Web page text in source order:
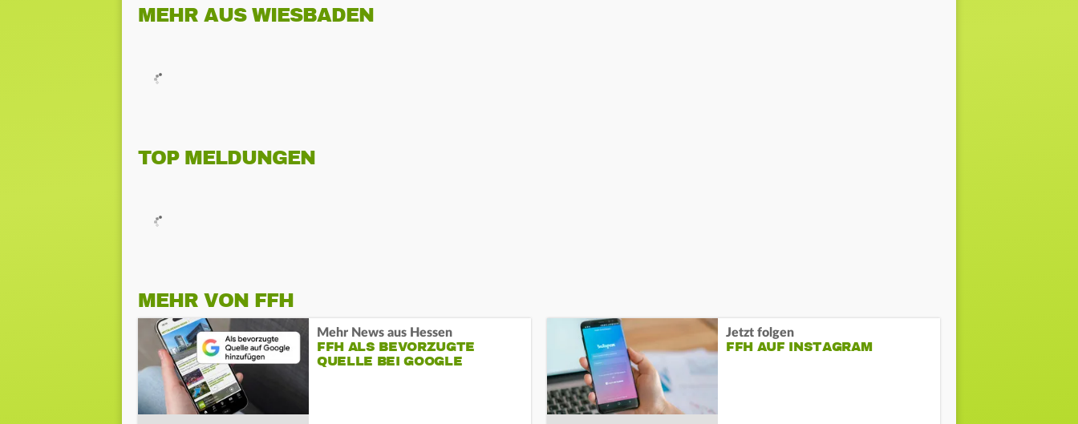
MEHR AUS WIESBADEN
TOP MELDUNGEN
MEHR VON FFH
Mehr News aus Hessen
FFH ALS BEVORZUGTE
QUELLE BEI GOOGLE
Jetzt folgen
FFH AUF INSTAGRAM